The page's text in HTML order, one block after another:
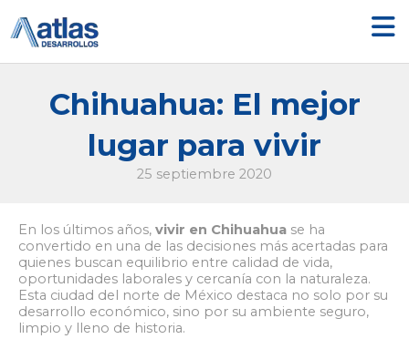
contenido
Chihuahua: El mejor
lugar para vivir
25 septiembre 2020
En los últimos años, vivir en Chihuahua se ha
convertido en una de las decisiones más acertadas para
quienes buscan equilibrio entre calidad de vida,
oportunidades laborales y cercanía con la naturaleza.
Esta ciudad del norte de México destaca no solo por su
desarrollo económico, sino por su ambiente seguro,
limpio y lleno de historia.